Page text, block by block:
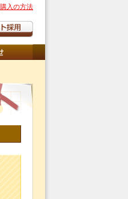
購入の方法